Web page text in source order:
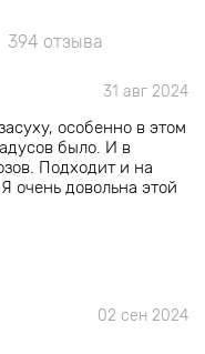
394 отзыва
31 авг 2024
особенно в этом
было. И в
Подходит и на
очень довольна этой
02 сен 2024